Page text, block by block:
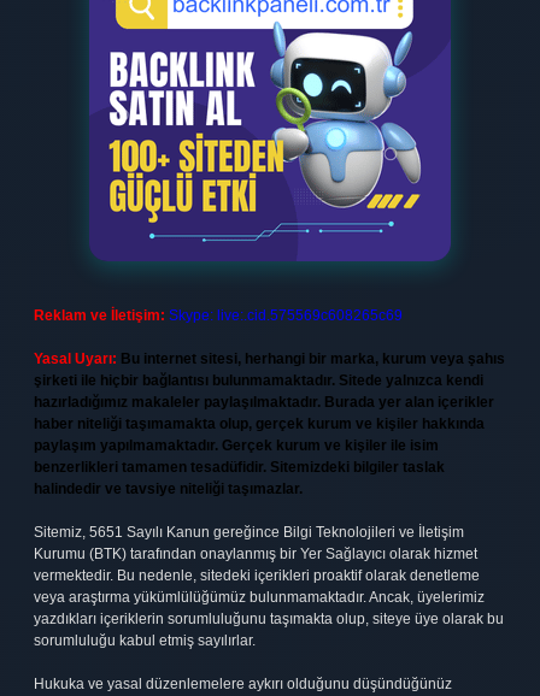
Reklam ve İletişim: Skype: live:.cid.575569c608265c69
Yasal Uyarı: Bu internet sitesi, herhangi bir marka, kurum veya şahıs
şirketi ile hiçbir bağlantısı bulunmamaktadır. Sitede yalnızca kendi
hazırladığımız makaleler paylaşılmaktadır. Burada yer alan içerikler
haber niteliği taşımamakta olup, gerçek kurum ve kişiler hakkında
paylaşım yapılmamaktadır. Gerçek kurum ve kişiler ile isim
benzerlikleri tamamen tesadüfidir. Sitemizdeki bilgiler taslak
halindedir ve tavsiye niteliği taşımazlar.
Sitemiz, 5651 Sayılı Kanun gereğince Bilgi Teknolojileri ve İletişim
Kurumu (BTK) tarafından onaylanmış bir Yer Sağlayıcı olarak hizmet
vermektedir. Bu nedenle, sitedeki içerikleri proaktif olarak denetleme
veya araştırma yükümlülüğümüz bulunmamaktadır. Ancak, üyelerimiz
yazdıkları içeriklerin sorumluluğunu taşımakta olup, siteye üye olarak bu
sorumluluğu kabul etmiş sayılırlar.
Hukuka ve yasal düzenlemelere aykırı olduğunu düşündüğünüz